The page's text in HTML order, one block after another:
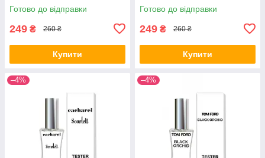
Готово до відправки
249 ₴ 260 ₴
Купити
Готово до відправки
249 ₴ 260 ₴
Купити
–4% –4%